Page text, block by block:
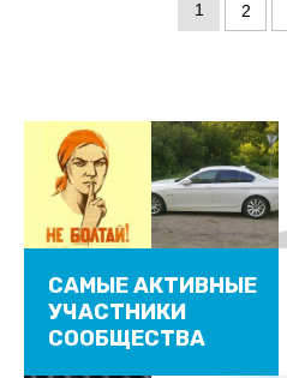
1 2
САМЫЕ АКТИВНЫЕ
УЧАСТНИКИ
СООБЩЕСТВА